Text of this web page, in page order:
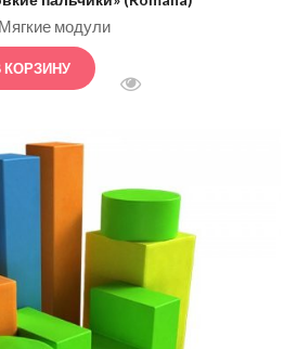
Мягкие модули
КОРЗИНУ